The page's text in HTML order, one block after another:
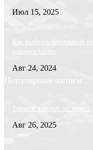
Июл 15, 2025
Как выбрать идеальный
рекомендации
Авг 24, 2024
Популярные записи
Тонкий клиент: от офиса
Авг 26, 2025